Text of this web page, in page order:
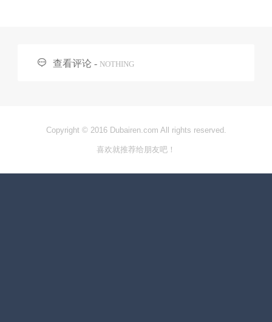
 查看评论 - NOTHING
Copyright © 2016 Dubairen.com All rights reserved.
喜欢就推荐给朋友吧！